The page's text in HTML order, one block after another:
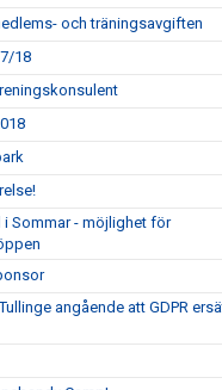
och träningsavgiften
18
i Sommar - möjlighet för
angående att GDPR